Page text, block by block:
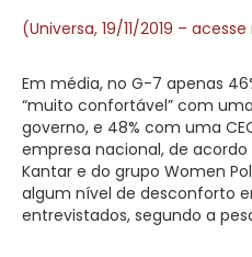
(Universa, 19/11/2019 –
Em média, no G-7 apenas
“muito confortável” com
governo, e 48% com uma
empresa nacional, de
Kantar e do grupo Women
algum nível de desconforto
entrevistados, segundo a